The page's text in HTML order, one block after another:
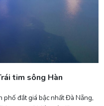
tim sông Hàn
đắt giá bậc nhất Đà Nẵng,